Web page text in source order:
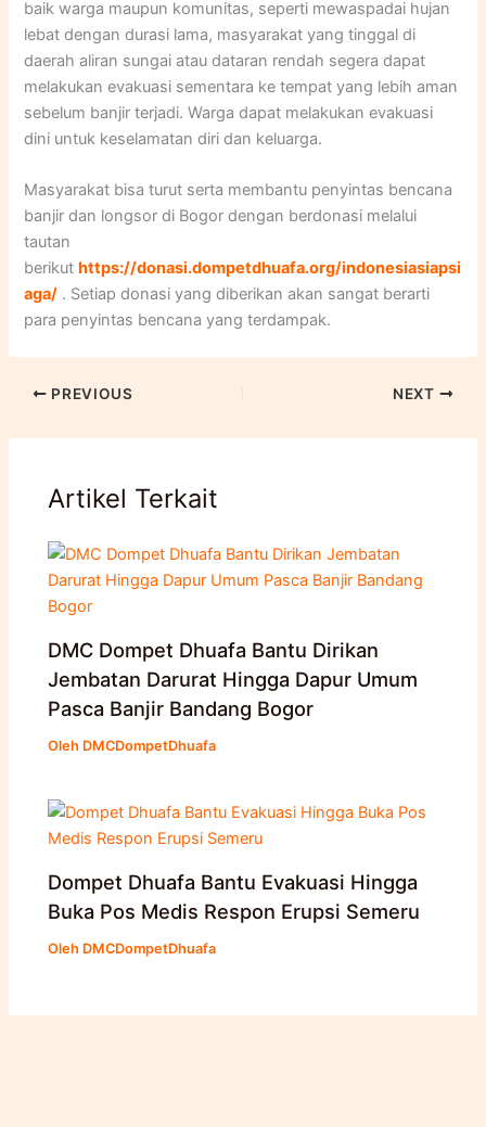
baik warga maupun komunitas, seperti mewaspadai hujan
lebat dengan durasi lama, masyarakat yang tinggal di
daerah aliran sungai atau dataran rendah segera dapat
melakukan evakuasi sementara ke tempat yang lebih aman
sebelum banjir terjadi. Warga dapat melakukan evakuasi
dini untuk keselamatan diri dan keluarga.
Masyarakat bisa turut serta membantu penyintas bencana
banjir dan longsor di Bogor dengan berdonasi melalui
tautan
berikuthttps://donasi.dompetdhuafa.org/indonesiasiapsi
aga/ . Setiap donasi yang diberikan akan sangat berarti
para penyintas bencana yang terdampak.
PREVIOUS NEXT
Artikel Terkait
DMC Dompet Dhuafa Bantu Dirikan
Jembatan Darurat Hingga Dapur Umum
Pasca Banjir Bandang Bogor
Oleh DMCDompetDhuafa
Dompet Dhuafa Bantu Evakuasi Hingga
Buka Pos Medis Respon Erupsi Semeru
Oleh DMCDompetDhuafa